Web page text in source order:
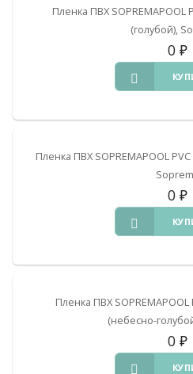
Пленка ПВХ SOPREMAPOOL
(голубой),
0 ₽
Пленка ПВХ SOPREMAPOOL
0 ₽
Пленка ПВХ SOPREMAPOOL
(небесно-
0 ₽